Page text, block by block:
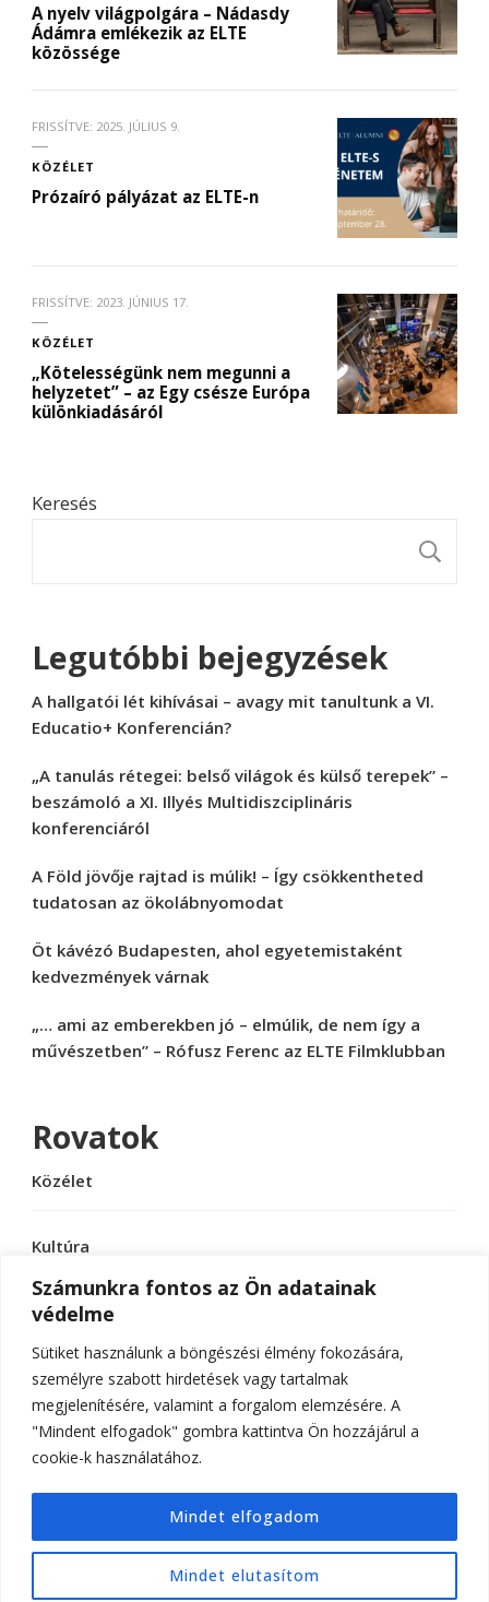
Számunkra fontos az Ön adatainak
védelme
Sütiket használunk a böngészési élmény fokozására,
személyre szabott hirdetések vagy tartalmak
megjelenítésére, valamint a forgalom elemzésére. A
"Mindent elfogadok" gombra kattintva Ön hozzájárul a
cookie-k használatához.
Mindet elutasítom
Mindet elfogadom
A nyelv világpolgára – Nádasdy
Ádámra emlékezik az ELTE
közössége
FRISSÍTVE: 2025. JÚLIUS 9.
KÖZÉLET
Prózaíró pályázat az ELTE-n
FRISSÍTVE: 2023. JÚNIUS 17.
KÖZÉLET
„Kötelességünk nem megunni a
helyzetet” – az Egy csésze Európa
különkiadásáról
Keresés
Legutóbbi bejegyzések
A hallgatói lét kihívásai – avagy mit tanultunk a VI.
Educatio+ Konferencián?
„A tanulás rétegei: belső világok és külső terepek” –
beszámoló a XI. Illyés Multidiszciplináris
konferenciáról
A Föld jövője rajtad is múlik! – Így csökkentheted
tudatosan az ökolábnyomodat
Öt kávézó Budapesten, ahol egyetemistaként
kedvezmények várnak
„… ami az emberekben jó – elmúlik, de nem így a
művészetben” – Rófusz Ferenc az ELTE Filmklubban
Rovatok
Közélet
Kultúra
Sport
Tudomány
© Szerzői jog 2026ELTE Online
fenntartva.Hello Fashion | FejlesztetteBlossom
Themes.Készítette: WordPress